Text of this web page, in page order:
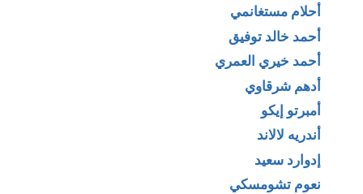
أحلام مستغانمي
أحمد خالد توفيق
أحمد خيري العمري
أدهم شرقاوي
أمبرتو إيكو
أندريه لالاند
إدوارد سعيد
نعوم تشومسكي